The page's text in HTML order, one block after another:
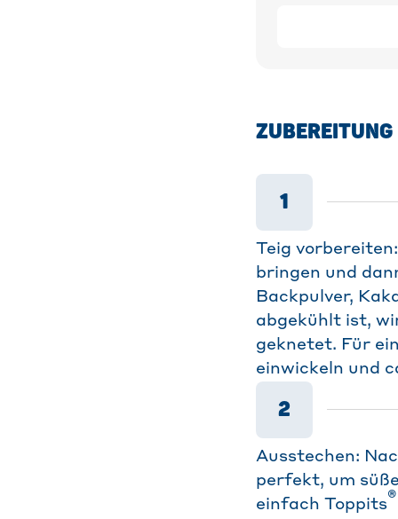
ZUBEREITUNG
1
Teig
bringen und
Backpulver,
abgekühlt ist,
geknetet. Für
einwickeln und
2
Ausstechen:
perfekt, um
einfach Toppits®